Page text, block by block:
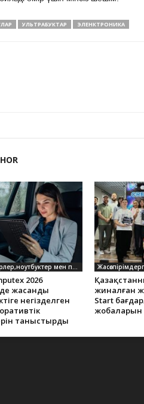
УЛЬТРАБУКТАР ЭЛЕНКТРОНИКА
Компьютерлер,ноутбуктер мен планшеттер
2026
жасанды
негізделген
таныстырды
жиналған
Start